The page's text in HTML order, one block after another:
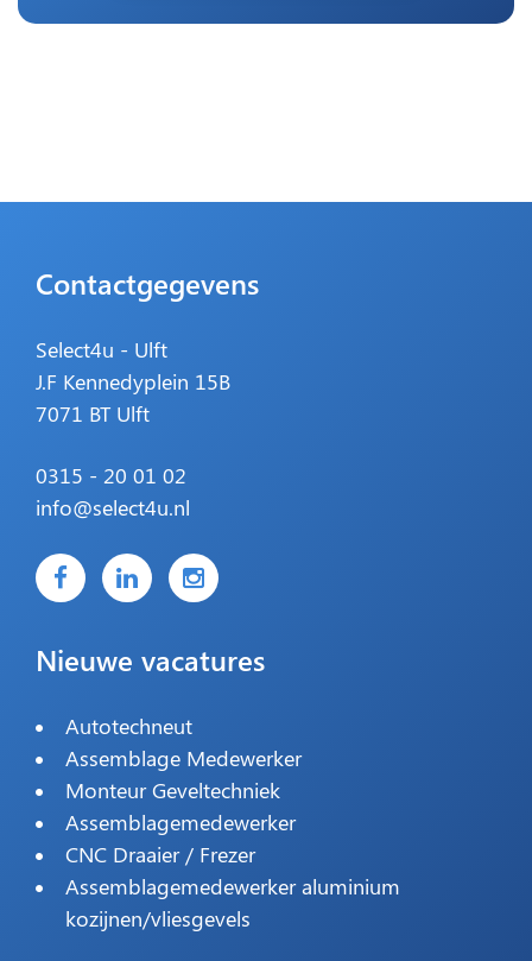
Contactgegevens
Select4u - Ulft
J.F Kennedyplein 15B
7071 BT Ulft
0315 - 20 01 02
info@select4u.nl
Nieuwe vacatures
Autotechneut
Assemblage Medewerker
Monteur Geveltechniek
Assemblagemedewerker
CNC Draaier / Frezer
Assemblagemedewerker aluminium
kozijnen/vliesgevels